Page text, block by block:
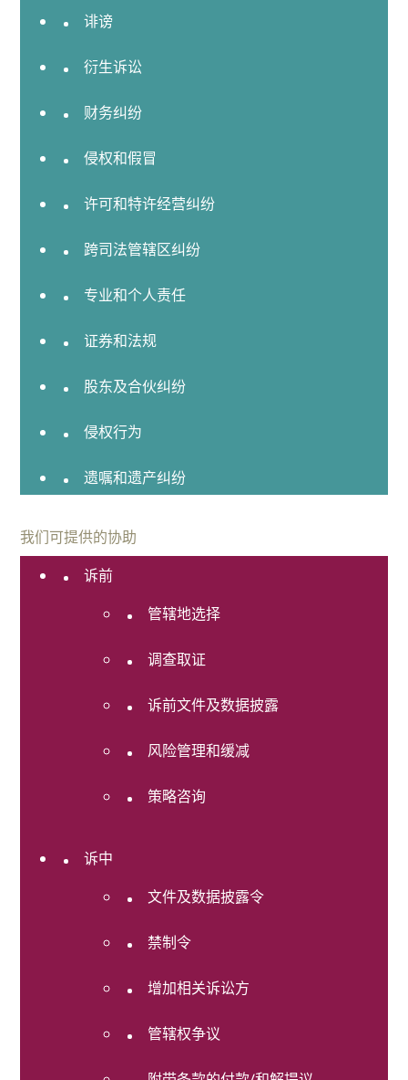
诽谤
衍生诉讼
财务纠纷
侵权和假冒
许可和特许经营纠纷
跨司法管辖区纠纷
专业和个人责任
证券和法规
股东及合伙纠纷
侵权行为
遗嘱和遗产纠纷
我们可提供的协助
诉前
管辖地选择
调查取证
诉前文件及数据披露
风险管理和缓减
策略咨询
诉中
文件及数据披露令
禁制令
增加相关诉讼方
管辖权争议
购
建
项
目
公
服
劳
就
与
酬
利
人
戶
知
识
权
权
事
监
管
合
破
及
组